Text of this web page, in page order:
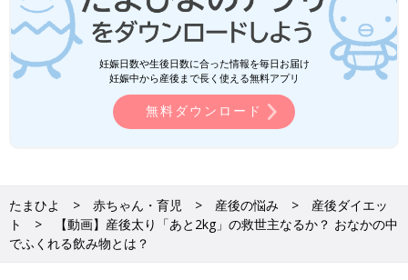
妊娠日数や生後日数に合った情報を毎日お届け
妊娠中から産後まで長く使える無料アプリ
無料ダウンロード
たまひよ 赤ちゃん・育児 産後の悩み
産後ダイエッ
ト
【動画】産後太り「あと2kg」の救世主なるか？ おなかの中
でふくれる飲み物とは？